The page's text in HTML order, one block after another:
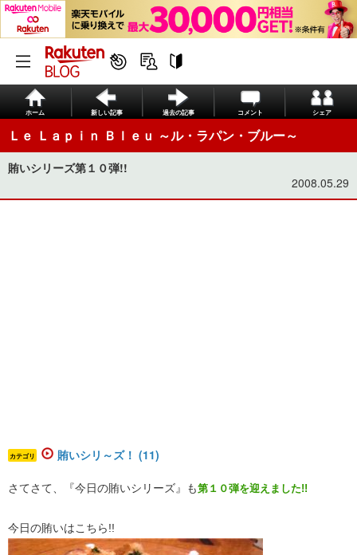
ホーム 新しい記事 過去の記事 コメント シェア
Ｌｅ Ｌａｐｉｎ Ｂｌｅｕ ～ル・ラパン・ブルー～
賄いシリーズ第１０弾!!
2008.05.29
カテゴリ 賄いシリ～ズ！ (11)
さてさて、『今日の賄いシリーズ』も第１０弾を迎えました!!
今日の賄いはこちら!!